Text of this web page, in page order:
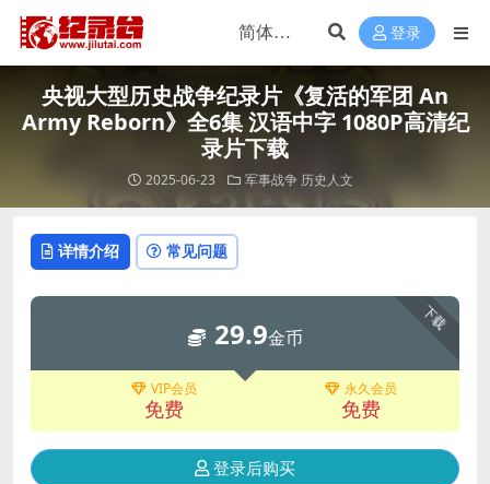
登录
央视大型历史战争纪录片《复活的军团 An
Army Reborn》全6集 汉语中字 1080P高清纪
录片下载
2025-06-23 军事战争 历史人文
详情介绍 常见问题
下载
29.9金币
VIP会员
免费
永久会员
免费
登录后购买